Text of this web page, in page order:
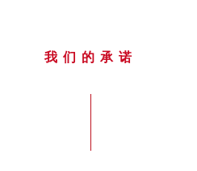
我们的承诺